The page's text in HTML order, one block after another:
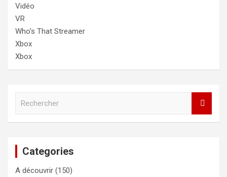
Vidéo
VR
Who's That Streamer
Xbox
Xbox
c
h
Categories
A découvrir (150)